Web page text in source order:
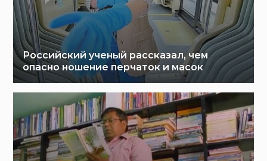
Российский ученый рассказал, чем
опасно ношение перчаток и масок